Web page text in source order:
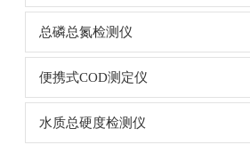
总磷总氮检测仪
便携式COD测定仪
水质总硬度检测仪